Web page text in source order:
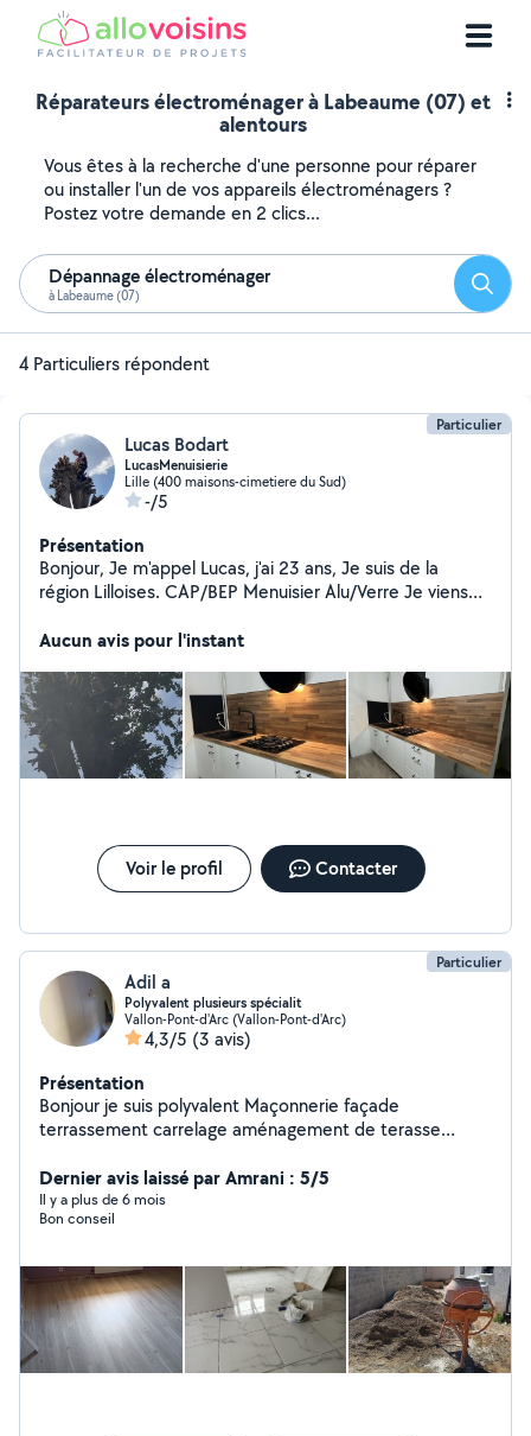
Réparateurs électroménager à Labeaume (07) et
alentours
Vous êtes à la recherche d'une personne pour réparer
ou installer l'un de vos appareils électroménagers ?
Postez votre demande en 2 clics...
Dépannage électroménager
à Labeaume (07)
4 Particuliers répondent
Particulier
Lucas Bodart
LucasMenuisierie
Lille (400 maisons-cimetiere du Sud)
-/5
Présentation
Bonjour, Je m'appel Lucas, j'ai 23 ans, Je suis de la
région Lilloises. CAP/BEP Menuisier Alu/Verre Je viens
Aluminium / Bois / Pvc, Ainsi que plein d'autre bricolage
Aucun avis pour l'instant
Voir le profil Contacter
Particulier
Adil a
Polyvalent plusieurs spécialit
Vallon-Pont-d'Arc (Vallon-Pont-d'Arc)
4,3/5 (3 avis)
Présentation
Bonjour je suis polyvalent Maçonnerie façade
terrassement carrelage aménagement de terasse
Dernier avis laissé par Amrani : 5/5
Il y a plus de 6 mois
Bon conseil